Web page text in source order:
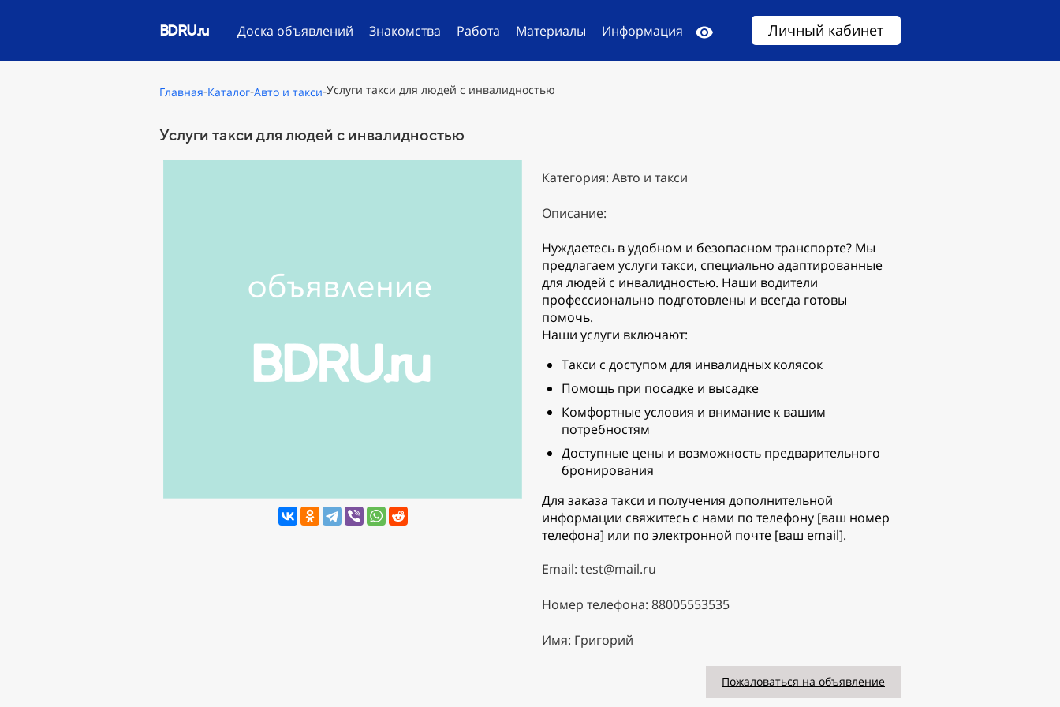
BDRU.ru Доска объявлений Знакомства Работа Материалы Информация Личный кабинет
Главная-Каталог-Авто и такси-Услуги такси для людей с инвалидностью
Услуги такси для людей с инвалидностью
Категория: Авто и такси
Описание:
Нуждаетесь в удобном и безопасном транспорте? Мы
предлагаем услуги такси, специально адаптированные
для людей с инвалидностью. Наши водители
профессионально подготовлены и всегда готовы
помочь.
Наши услуги включают:
Такси с доступом для инвалидных колясок
Помощь при посадке и высадке
Комфортные условия и внимание к вашим
потребностям
Доступные цены и возможность предварительного
бронирования
Для заказа такси и получения дополнительной
информации свяжитесь с нами по телефону [ваш номер
телефона] или по электронной почте [ваш email].
Email: test@mail.ru
Номер телефона: 88005553535
Имя: Григорий
Пожаловаться на объявление